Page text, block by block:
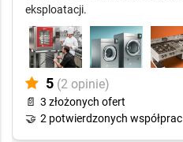
eksploatacji.
5 (2 opinie)
📄 3 złożonych ofert
🤝 2 potwierdzonych współprac